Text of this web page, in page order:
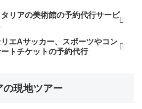
タリアの美術館の予約代行サービ
リエAサッカー、スポーツやコン
トチケットの予約代行
の現地ツアー